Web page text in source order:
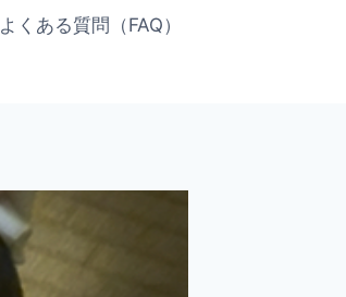
よくある質問（FAQ）